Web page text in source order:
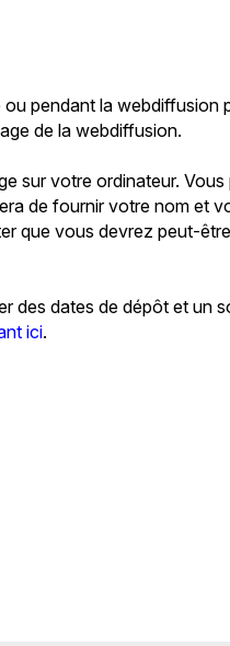
pendant la webdiffusion
de la webdiffusion.
sur votre ordinateur.
de fournir votre nom et
que vous devrez peut-
des dates de dépôt et un
ici.